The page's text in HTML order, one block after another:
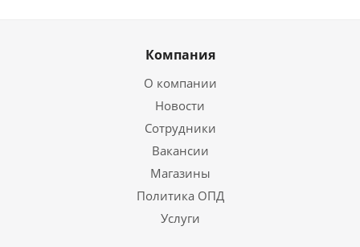
Компания
О компании
Новости
Сотрудники
Вакансии
Магазины
Политика ОПД
Услуги